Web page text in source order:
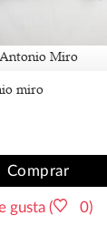
Antonio Miro
miro
Comprar
gusta ( 0)